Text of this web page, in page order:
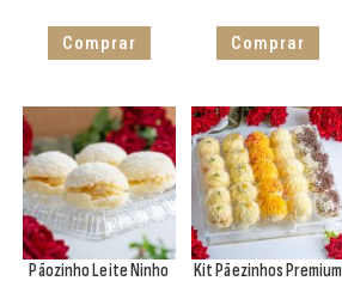
Comprar Comprar
Pãozinho Leite Ninho Kit Pãezinhos Premium